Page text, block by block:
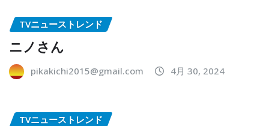
TVニューストレンド
ニノさん
pikakichi2015@gmail.com 4月 30, 2024
TVニューストレンド